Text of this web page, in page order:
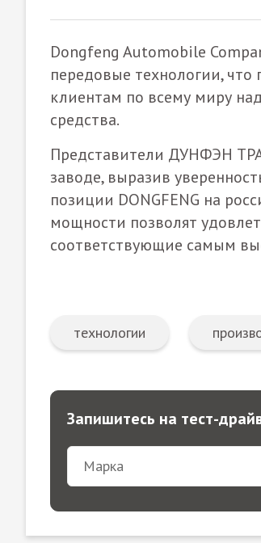
Dongfeng Automobile
передовые технологии, что
клиентам по всему миру
средства.
Представители ДУНФЭН
заводе, выразив
позиции DONGFENG на
мощности позволят
соответствующие самым
технологии
Запишитесь на тест-